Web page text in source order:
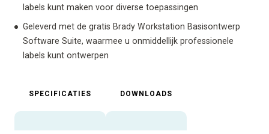
labels kunt maken voor diverse toepassingen
Geleverd met de gratis Brady Workstation Basisontwerp
Software Suite, waarmee u onmiddellijk professionele
labels kunt ontwerpen
SPECIFICATIES DOWNLOADS